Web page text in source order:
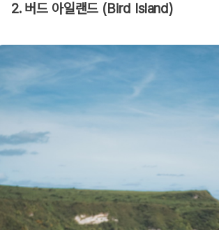
2. 버드 아일랜드 (Bird Island)